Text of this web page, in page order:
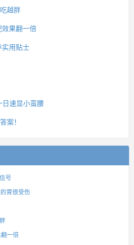
越胖
果翻一倍
用贴士
速显小蛮腰
案！
号
胃很受伤
一倍